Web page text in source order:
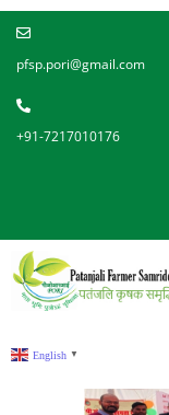
pfsp.pori@gmail.com
+91-7217010176
English ▼